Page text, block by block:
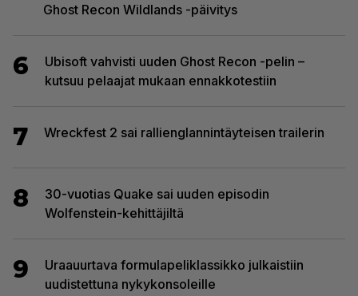
Ghost Recon Wildlands -päivitys
6
Ubisoft vahvisti uuden Ghost Recon -pelin –
kutsuu pelaajat mukaan ennakkotestiin
7 Wreckfest 2 sai rallienglannintäyteisen trailerin
8
30-vuotias Quake sai uuden episodin
Wolfenstein-kehittäjiltä
9
Uraauurtava formulapeliklassikko julkaistiin
uudistettuna nykykonsoleille